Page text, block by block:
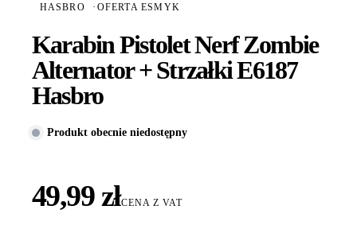
HASBRO · OFERTA ESMYK
Karabin Pistolet Nerf Zombie
Alternator + Strzałki E6187
Hasbro
Produkt obecnie niedostępny
49,99 złCENA Z VAT